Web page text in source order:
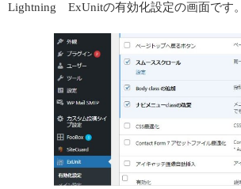
Lightning ExUnitの有効化設定の画面です。